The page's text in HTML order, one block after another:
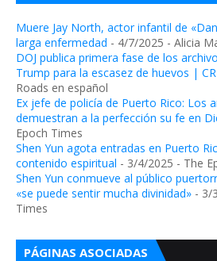
Muere Jay North, actor infantil de
larga enfermedad - 4/7/2025 - Alicia
DOJ publica primera fase de los
Trump para la escasez de huevos | CR
Roads en español
Ex jefe de policía de Puerto Rico: Los
demuestran a la perfección su fe en
Epoch Times
Shen Yun agota entradas en Puerto
contenido espiritual - 3/4/2025 - The
Shen Yun conmueve al público
«se puede sentir mucha divinidad» - 3/
Times
PÁGINAS ASOCIADAS